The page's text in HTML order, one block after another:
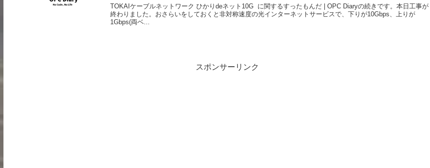
TOKAIケーブルネットワーク ひかりdeネット10G に関するすったもんだ | OPC Diaryの続きです。本日工事が
終わりました。おさらいをしておくと非対称速度の光インターネットサービスで、下りが10Gbps、上りが
1Gbps(両ベ...
スポンサーリンク